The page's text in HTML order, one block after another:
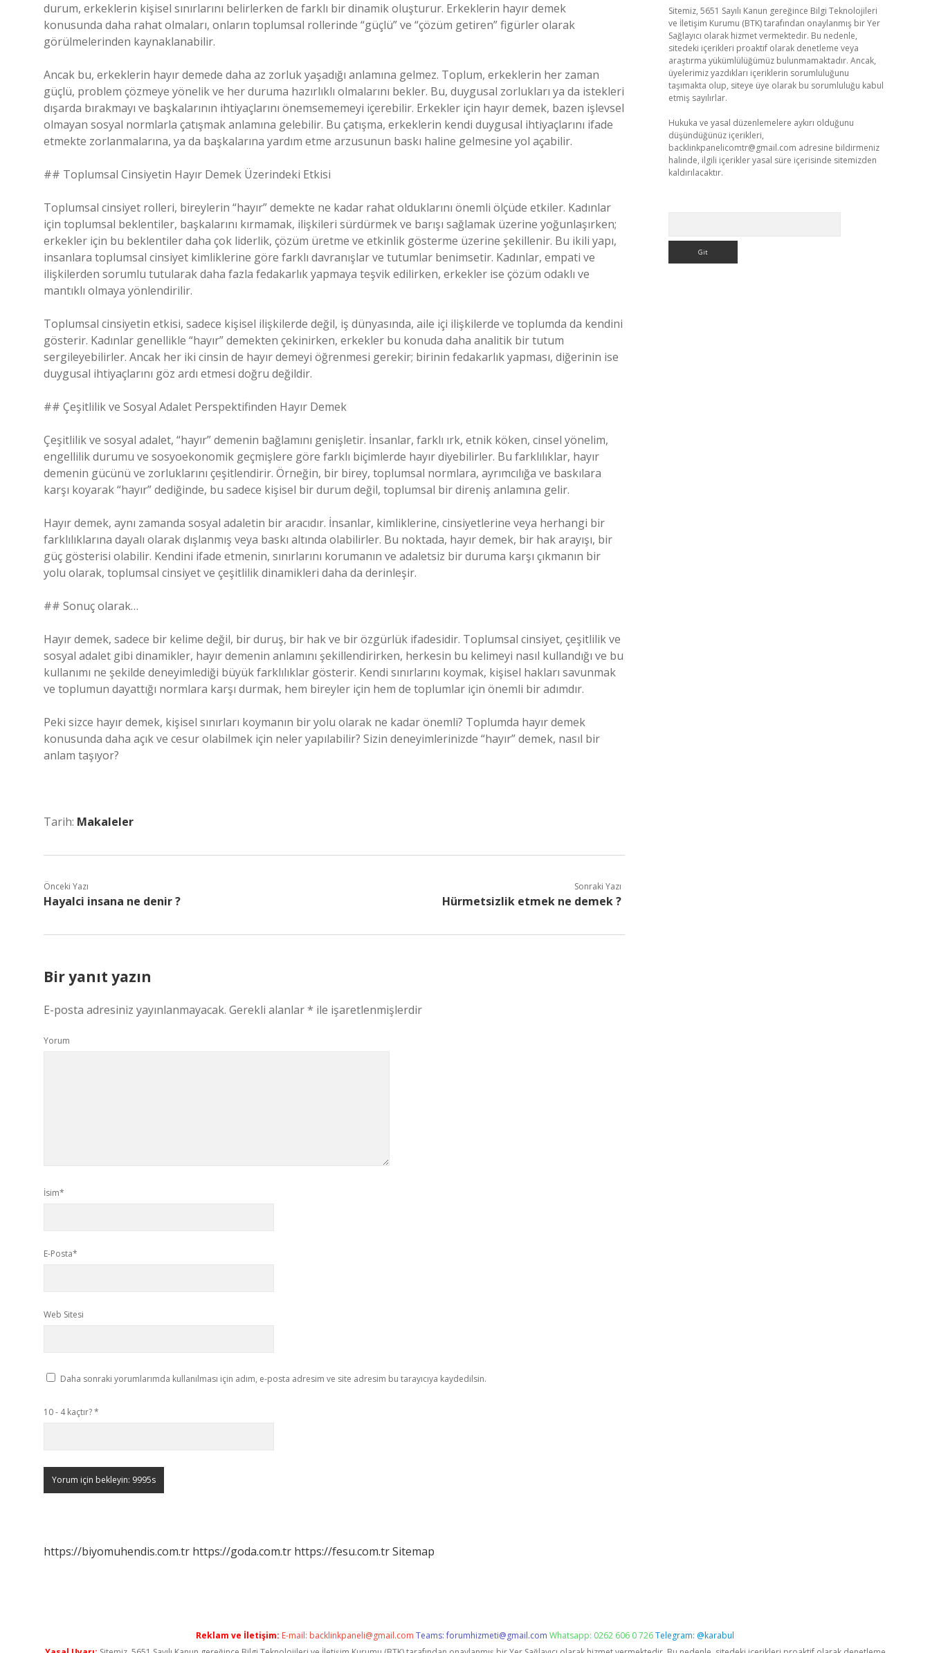
durum, erkeklerin kişisel sınırlarını belirlerken de farklı bir dinamik oluşturur. Erkeklerin hayır demek
konusunda daha rahat olmaları, onların toplumsal rollerinde “güçlü” ve “çözüm getiren” figürler olarak
görülmelerinden kaynaklanabilir.
Ancak bu, erkeklerin hayır demede daha az zorluk yaşadığı anlamına gelmez. Toplum, erkeklerin her zaman
güçlü, problem çözmeye yönelik ve her duruma hazırlıklı olmalarını bekler. Bu, duygusal zorlukları ya da istekleri
dışarda bırakmayı ve başkalarının ihtiyaçlarını önemsememeyi içerebilir. Erkekler için hayır demek, bazen işlevsel
olmayan sosyal normlarla çatışmak anlamına gelebilir. Bu çatışma, erkeklerin kendi duygusal ihtiyaçlarını ifade
etmekte zorlanmalarına, ya da başkalarına yardım etme arzusunun baskı haline gelmesine yol açabilir.
## Toplumsal Cinsiyetin Hayır Demek Üzerindeki Etkisi
Toplumsal cinsiyet rolleri, bireylerin “hayır” demekte ne kadar rahat olduklarını önemli ölçüde etkiler. Kadınlar
için toplumsal beklentiler, başkalarını kırmamak, ilişkileri sürdürmek ve barışı sağlamak üzerine yoğunlaşırken;
erkekler için bu beklentiler daha çok liderlik, çözüm üretme ve etkinlik gösterme üzerine şekillenir. Bu ikili yapı,
insanlara toplumsal cinsiyet kimliklerine göre farklı davranışlar ve tutumlar benimsetir. Kadınlar, empati ve
ilişkilerden sorumlu tutularak daha fazla fedakarlık yapmaya teşvik edilirken, erkekler ise çözüm odaklı ve
mantıklı olmaya yönlendirilir.
Toplumsal cinsiyetin etkisi, sadece kişisel ilişkilerde değil, iş dünyasında, aile içi ilişkilerde ve toplumda da kendini
gösterir. Kadınlar genellikle “hayır” demekten çekinirken, erkekler bu konuda daha analitik bir tutum
sergileyebilirler. Ancak her iki cinsin de hayır demeyi öğrenmesi gerekir; birinin fedakarlık yapması, diğerinin ise
duygusal ihtiyaçlarını göz ardı etmesi doğru değildir.
## Çeşitlilik ve Sosyal Adalet Perspektifinden Hayır Demek
Çeşitlilik ve sosyal adalet, “hayır” demenin bağlamını genişletir. İnsanlar, farklı ırk, etnik köken, cinsel yönelim,
engellilik durumu ve sosyoekonomik geçmişlere göre farklı biçimlerde hayır diyebilirler. Bu farklılıklar, hayır
demenin gücünü ve zorluklarını çeşitlendirir. Örneğin, bir birey, toplumsal normlara, ayrımcılığa ve baskılara
karşı koyarak “hayır” dediğinde, bu sadece kişisel bir durum değil, toplumsal bir direniş anlamına gelir.
Hayır demek, aynı zamanda sosyal adaletin bir aracıdır. İnsanlar, kimliklerine, cinsiyetlerine veya herhangi bir
farklılıklarına dayalı olarak dışlanmış veya baskı altında olabilirler. Bu noktada, hayır demek, bir hak arayışı, bir
güç gösterisi olabilir. Kendini ifade etmenin, sınırlarını korumanın ve adaletsiz bir duruma karşı çıkmanın bir
yolu olarak, toplumsal cinsiyet ve çeşitlilik dinamikleri daha da derinleşir.
## Sonuç olarak…
Hayır demek, sadece bir kelime değil, bir duruş, bir hak ve bir özgürlük ifadesidir. Toplumsal cinsiyet, çeşitlilik ve
sosyal adalet gibi dinamikler, hayır demenin anlamını şekillendirirken, herkesin bu kelimeyi nasıl kullandığı ve bu
kullanımı ne şekilde deneyimlediği büyük farklılıklar gösterir. Kendi sınırlarını koymak, kişisel hakları savunmak
ve toplumun dayattığı normlara karşı durmak, hem bireyler için hem de toplumlar için önemli bir adımdır.
Peki sizce hayır demek, kişisel sınırları koymanın bir yolu olarak ne kadar önemli? Toplumda hayır demek
konusunda daha açık ve cesur olabilmek için neler yapılabilir? Sizin deneyimlerinizde “hayır” demek, nasıl bir
anlam taşıyor?
Tarih: Makaleler
Önceki Yazı
Hayalci insana ne denir ?
Sonraki Yazı
Hürmetsizlik etmek ne demek ?
Bir yanıt yazın
E-posta adresiniz yayınlanmayacak. Gerekli alanlar* ile işaretlenmişlerdir
Yorum
İsim*
E-Posta*
Web Sitesi
Daha sonraki yorumlarımda kullanılması için adım, e-posta adresim ve site adresim bu tarayıcıya kaydedilsin.
10 - 4 kaçtır?*
https://biyomuhendis.com.tr https://goda.com.tr https://fesu.com.trSitemap
Sitemiz, 5651 Sayılı Kanun gereğince Bilgi Teknolojileri
ve İletişim Kurumu (BTK) tarafından onaylanmış bir Yer
Sağlayıcı olarak hizmet vermektedir. Bu nedenle,
sitedeki içerikleri proaktif olarak denetleme veya
araştırma yükümlülüğümüz bulunmamaktadır. Ancak,
üyelerimiz yazdıkları içeriklerin sorumluluğunu
taşımakta olup, siteye üye olarak bu sorumluluğu kabul
etmiş sayılırlar.
Hukuka ve yasal düzenlemelere aykırı olduğunu
düşündüğünüz içerikleri,
backlinkpanelicomtr@gmail.com adresine bildirmeniz
halinde, ilgili içerikler yasal süre içerisinde sitemizden
kaldırılacaktır.
Reklam ve İletişim: E-mail: backlinkpaneli@gmail.com Teams:forumhizmeti@gmail.com Whatsapp: 0262 606 0 726Telegram: @karabul